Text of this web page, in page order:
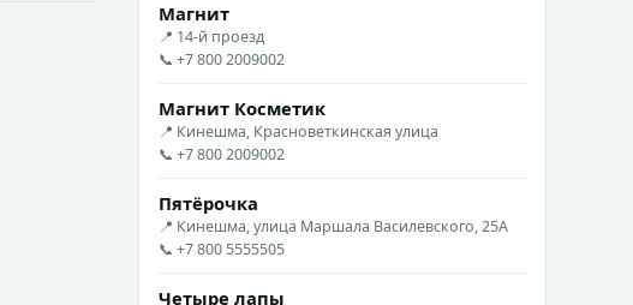
Магнит
📍 14-й проезд
📞 +7 800 2009002
Магнит Косметик
📍 Кинешма, Красноветкинская улица
📞 +7 800 2009002
Пятёрочка
📍 Кинешма, улица Маршала Василевского, 25А
📞 +7 800 5555505
Четыре лапы